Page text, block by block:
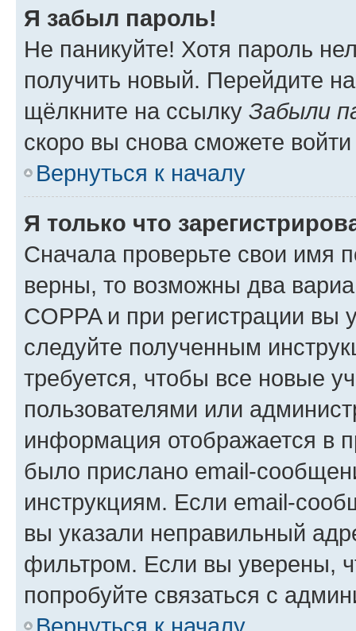
Я забыл пароль!
Не паникуйте! Хотя пароль
получить новый. Перейдите
щёлкните на ссылку Забыли
скоро вы снова сможете
Вернуться к началу
Я только что
Сначала проверьте свои имя
верны, то возможны два
COPPA и при регистрации вы
следуйте полученным
требуется, чтобы все новые
пользователями или
информация отображается в
было прислано email-
инструкциям. Если email-
вы указали неправильный
фильтром. Если вы уверены,
попробуйте связаться с
Вернуться к началу